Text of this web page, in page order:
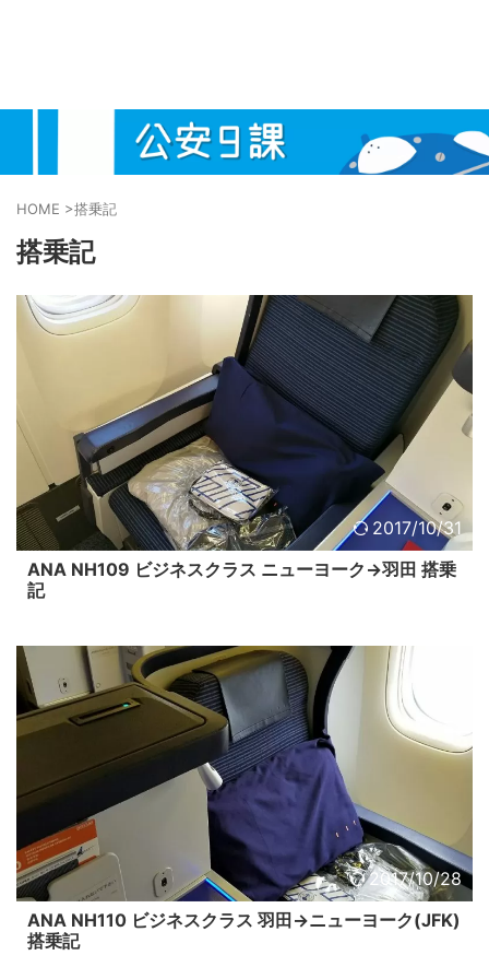
HOME >搭乗記
搭乗記
2017/10/31
ANA NH109 ビジネスクラス ニューヨーク→羽田 搭乗
記
2017/10/28
ANA NH110 ビジネスクラス 羽田→ニューヨーク(JFK)
搭乗記